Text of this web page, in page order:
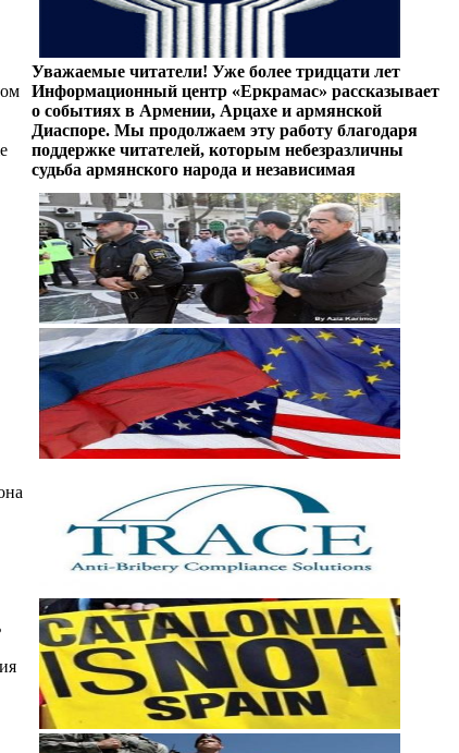
Уважаемые читатели! Уже более тридцати лет
Информационный центр «Еркрамас» рассказывает
о событиях в Армении, Арцахе и армянской
Диаспоре. Мы продолжаем эту работу благодаря
поддержке читателей, которым небезразличны
судьба армянского народа и независимая